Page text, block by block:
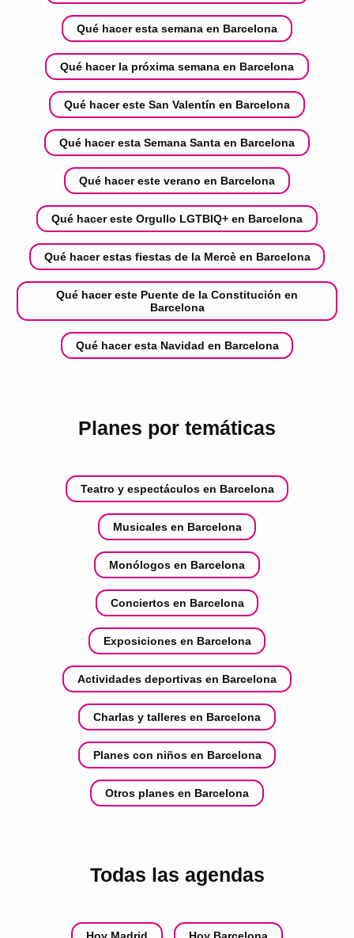
Qué hacer esta semana en Barcelona
Qué hacer la próxima semana en Barcelona
Qué hacer este San Valentín en Barcelona
Qué hacer esta Semana Santa en Barcelona
Qué hacer este verano en Barcelona
Qué hacer este Orgullo LGTBIQ+ en Barcelona
Qué hacer estas fiestas de la Mercè en Barcelona
Qué hacer este Puente de la Constitución en
Barcelona
Qué hacer esta Navidad en Barcelona
Planes por temáticas
Teatro y espectáculos en Barcelona
Musicales en Barcelona
Monólogos en Barcelona
Conciertos en Barcelona
Exposiciones en Barcelona
Actividades deportivas en Barcelona
Charlas y talleres en Barcelona
Planes con niños en Barcelona
Otros planes en Barcelona
Todas las agendas